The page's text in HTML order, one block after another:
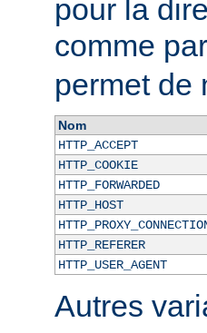
pour la
comme
permet de
Nom
HTTP_ACCEPT
HTTP_COOKIE
HTTP_FORWARDED
HTTP_HOST
HTTP_REFERER
HTTP_USER_AGENT
Autres